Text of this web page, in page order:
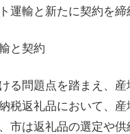
輸と新たに契約を締
と契約
る問題点を踏まえ、
税返礼品において、
は返礼品の選定や供